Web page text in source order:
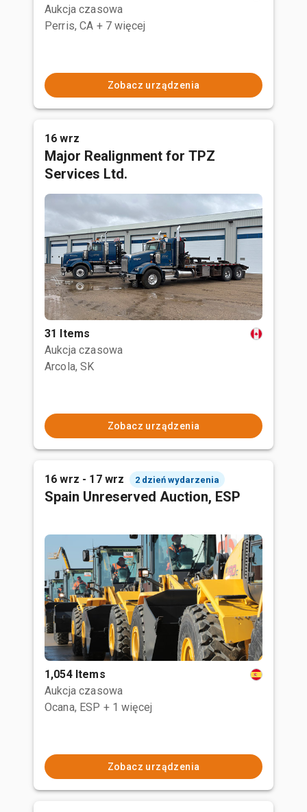
Aukcja czasowa
Perris, CA + 7 więcej
Zobacz urządzenia
16 wrz
Major Realignment for TPZ
Services Ltd.
31 Items
Aukcja czasowa
Arcola, SK
Zobacz urządzenia
16 wrz - 17 wrz 2 dzień wydarzenia
Spain Unreserved Auction, ESP
1,054 Items
Aukcja czasowa
Ocana, ESP + 1 więcej
Zobacz urządzenia